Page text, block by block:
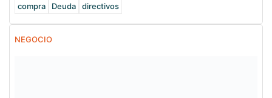
compra
Deuda directivos
NEGOCIO